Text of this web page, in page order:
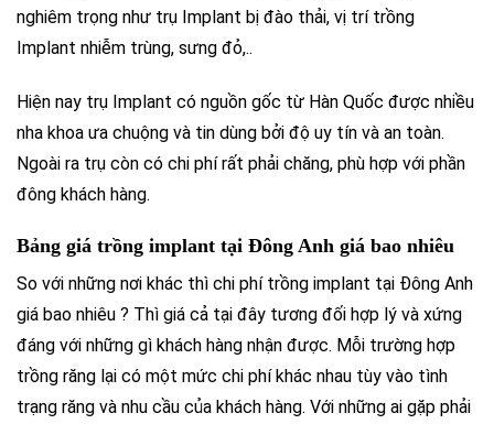
nghiêm trọng như trụ Implant bị đào thải, vị trí trồng
Implant nhiễm trùng, sưng đỏ,..
Hiện nay trụ Implant có nguồn gốc từ Hàn Quốc được nhiều
nha khoa ưa chuộng và tin dùng bởi độ uy tín và an toàn.
Ngoài ra trụ còn có chi phí rất phải chăng, phù hợp với phần
đông khách hàng.
Bảng giá trồng implant tại Đông Anh giá bao nhiêu
So với những nơi khác thì chi phí trồng implant tại Đông Anh
giá bao nhiêu ? Thì giá cả tại đây tương đối hợp lý và xứng
đáng với những gì khách hàng nhận được. Mỗi trường hợp
trồng răng lại có một mức chi phí khác nhau tùy vào tình
trạng răng và nhu cầu của khách hàng. Với những ai gặp phải